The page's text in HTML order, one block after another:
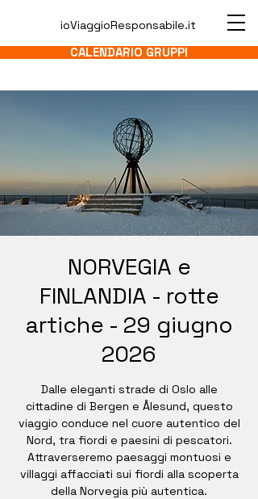
ioViaggioResponsabile.it
CALENDARIO GRUPPI
NORVEGIA e
FINLANDIA - rotte
artiche - 29 giugno
2026
Dalle eleganti strade di Oslo alle
cittadine di Bergen e Ålesund, questo
viaggio conduce nel cuore autentico del
Nord, tra fiordi e paesini di pescatori.
Attraverseremo paesaggi montuosi e
villaggi affacciati sui fiordi alla scoperta
della Norvegia più autentica.